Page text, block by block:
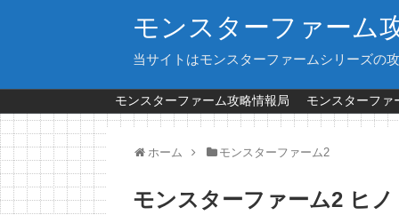
モンスターファーム
当サイトはモンスターファームシリーズの
モンスターファーム攻略情報局 モンスターファ
ホーム モンスターファーム2
モンスターファーム2 ヒ